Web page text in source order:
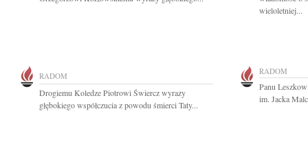
wieloletniej...
RADOM
Drogiemu Koledze Piotrowi Świercz wyrazy
głębokiego współczucia z powodu śmierci Taty...
RADOM
Panu
im. Jacka